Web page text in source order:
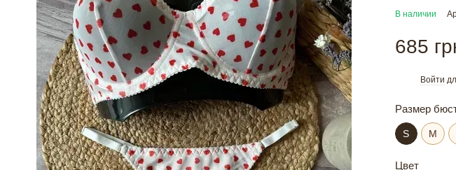
В наличии
685
Войти
Размер
S М
Цвет